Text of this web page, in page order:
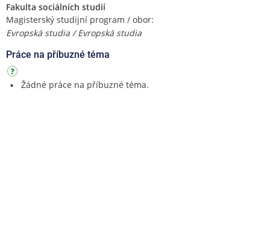
Fakulta sociálních studií
Magisterský studijní program / obor:
Evropská studia / Evropská studia
Práce na příbuzné téma
Žádné práce na příbuzné téma.